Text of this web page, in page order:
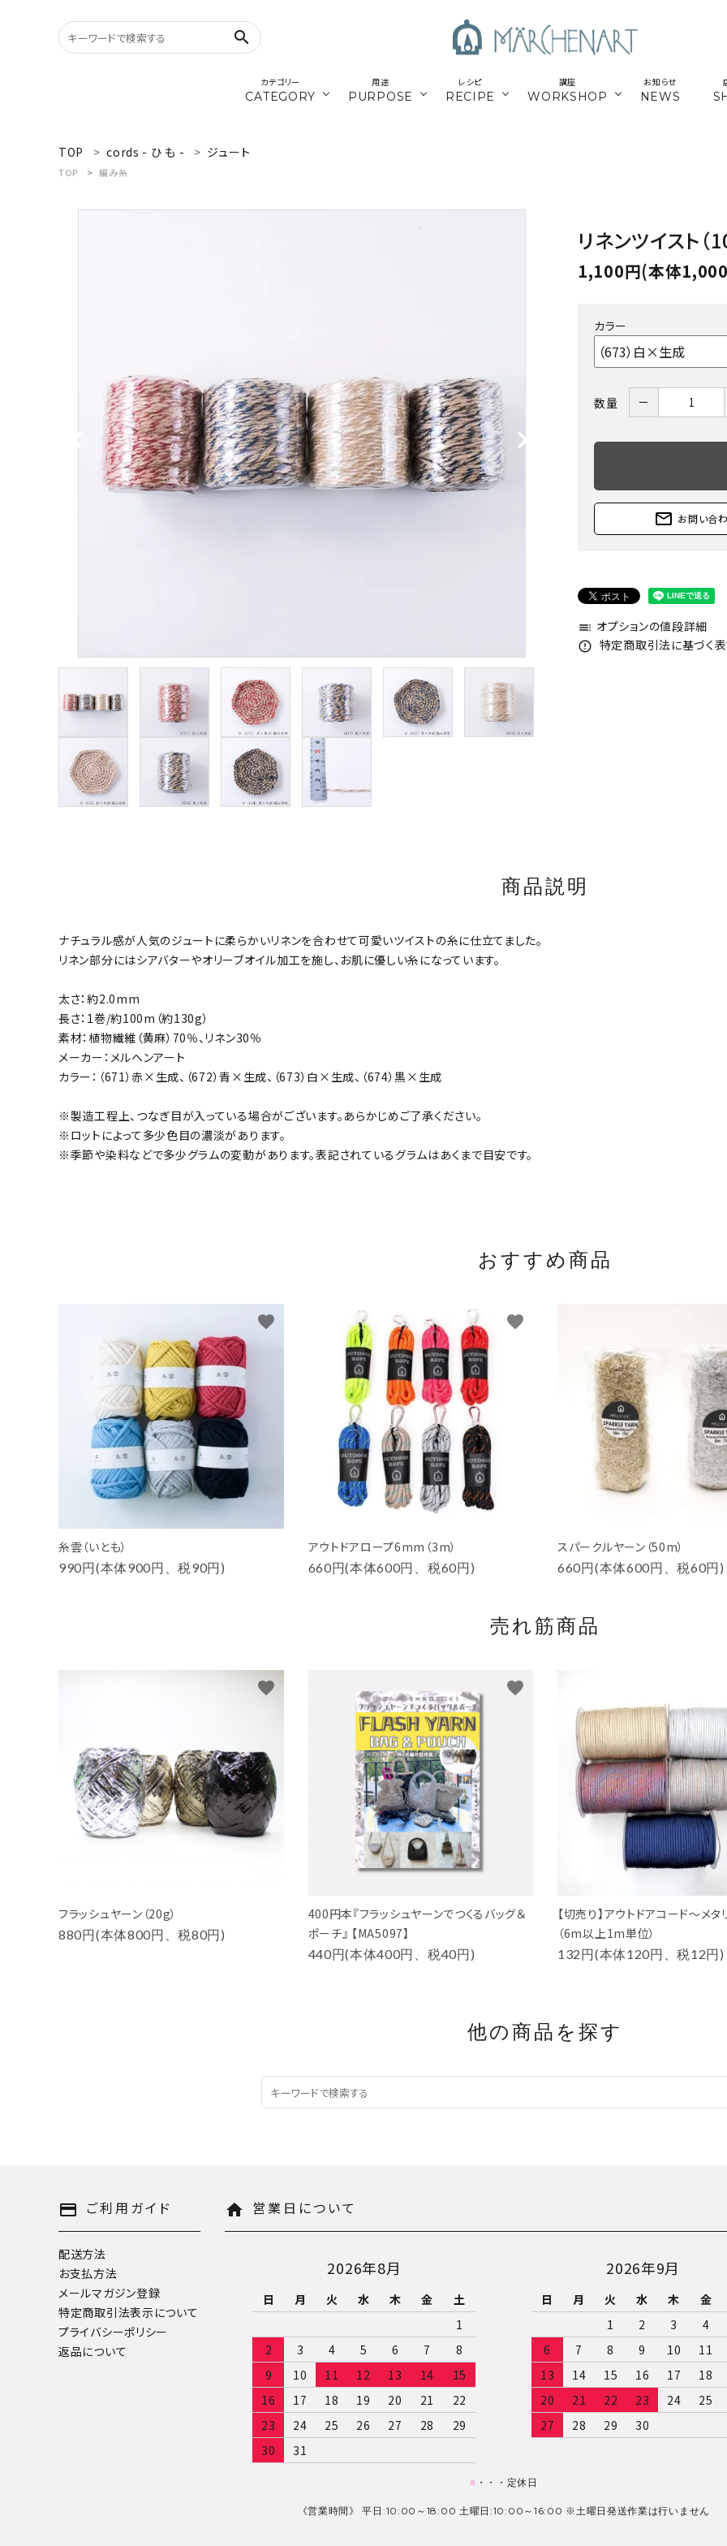
search
カテゴリー
CATEGORY
オンライン講座
用途
PURPOSE
スマホショルダー関連
シルバー
ウッド
お得な業務用
レシピ
RECIPE
講座
WORKSHOP
お知らせ
NEWS
search
TOP cords - ひ も - ジュート
TOP 編み糸
リネンツイスト（
1,100円(本体
カラー
数量 －
mail_outline お問い合
toc オプションの値段詳細
error_outline 特定商取引法に基づく
商品説明
ナチュラル感が人気のジュートに柔らかいリネンを合わせて可愛いツイストの糸に仕立てました。
リネン部分にはシアバターやオリーブオイル加工を施し、お肌に優しい糸になっています。
太さ：約2.0mm
長さ：1巻/約100m（約130g）
素材：植物繊維（黄麻）70％、リネン30％
メーカー：メルヘンアート
カラー：（671）赤×生成、（672）青×生成、（673）白×生成、（674）黒×生成
※製造工程上、つなぎ目が入っている場合がございます。あらかじめご了承ください。
※ロットによって多少色目の濃淡があります。
※季節や染料などで多少グラムの変動があります。表記されているグラムはあくまで目安です。
おすすめ商品
糸雲（いとも）
990円(本体900円、税90円)
favorite
アウトドアロープ6mm（3m）
660円(本体600円、税60円)
favorite
スパークルヤーン（50m）
660円(本体600円、税60円)
売れ筋商品
フラッシュヤーン（20g）
880円(本体800円、税80円)
favorite
400円本『フラッシュヤーンでつくるバッグ＆
ポーチ』 【MA5097】
440円(本体400円、税40円)
favorite
【切売り】アウトドアコード～メタ
（6m以上1m単位）
132円(本体120円、税12円)
他の商品を探す
payment ご利用ガイド
配送方法
お支払方法
メールマガジン登録
特定商取引法表示について
プライバシーポリシー
返品について
home 営業日について
2026年8月
日 月 火 水 木 金
土
1
2
3 4 5 6 7
8
9
10 11 12 13 14
15
16
17 18 19 20 21
22
23
24 25 26 27 28
29
30
31
2026年9月
日 月 火 水 木 金
1
2 3 4
6
7 8 9 10 11
13
14 15 16 17 18
20
21 22 23 24 25
27
28 29 30
■ ・・・定休日
《営業時間》 平日:10:00～18:00 土曜日:10:00～16:00 ※土曜日発送作業は行いません